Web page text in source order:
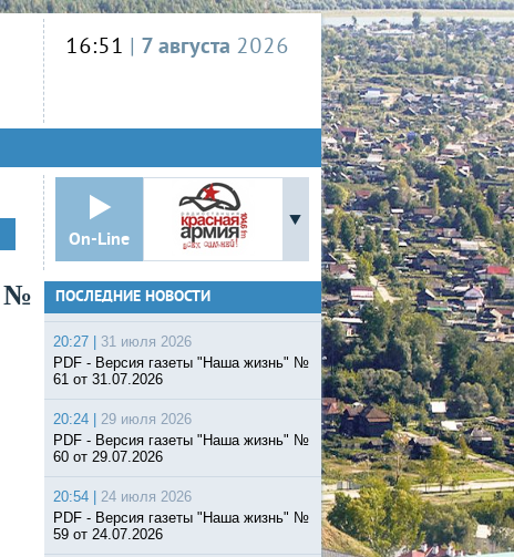
16:51 | 7 августа 2026
On-Line
№
ПОСЛЕДНИЕ НОВОСТИ
20:27 |
31 июля 2026
PDF - Версия газеты "Наша жизнь" №
61 от 31.07.2026
20:24 |
29 июля 2026
PDF - Версия газеты "Наша жизнь" №
60 от 29.07.2026
20:54 |
24 июля 2026
PDF - Версия газеты "Наша жизнь" №
59 от 24.07.2026